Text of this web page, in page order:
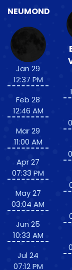
NEUMOND
Jan 29
12:37 PM
Feb 28
12:46 AM
Mar 29
11:00 AM
Apr 27
07:33 PM
May 27
03:04 AM
Jun 25
10:33 AM
Jul 24
07:12 PM